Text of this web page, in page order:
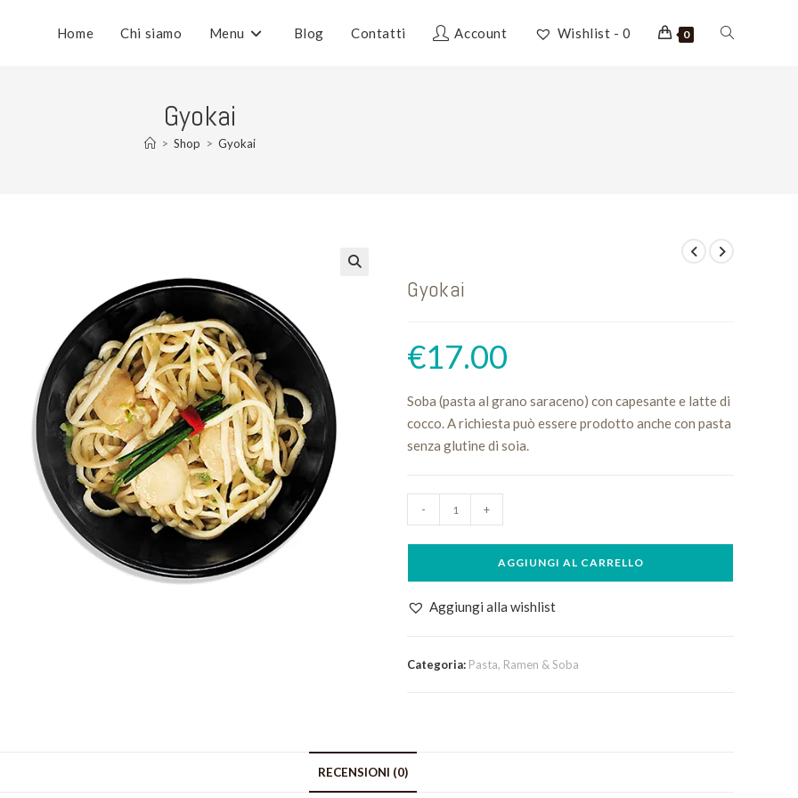
Home Chi siamo Menu Blog Contatti Account Wishlist - 0 0 Attiva/
Gyokai
> Shop > Gyokai
Gyokai
€17.00
Soba (pasta al grano saraceno) con capesante e latte di
cocco. A richiesta può essere prodotto anche con pasta
senza glutine di soia.
quantità
- +
AGGIUNGI AL CARRELLO
Aggiungi alla wishlist
Categoria: Pasta, Ramen & Soba
RECENSIONI (0)